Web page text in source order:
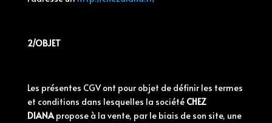
2/OBJET
Les présentes CGV ont pour objet de définir les termes
et conditions dans lesquelles la société CHEZ
DIANApropose à la vente, par le biais de son site, une